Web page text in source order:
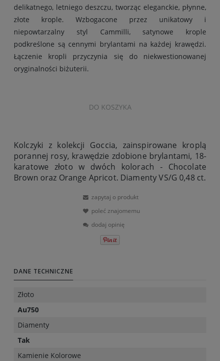
delikatnego, letniego deszczu, tworząc eleganckie, płynne,
złote krople. Wzbogacone przez unikatowy i
niepowtarzalny styl Cammilli, satynowe krople
podkreślone są cennymi brylantami na każdej krawędzi.
Łączenie kropli przyczynia się do niekwestionowanej
oryginalności biżuterii.
DO KOSZYKA
Kolczyki z kolekcji Goccia, zainspirowane kroplą
porannej rosy, krawędzie zdobione brylantami, 18-
karatowe złoto w dwóch kolorach - Chocolate
Brown oraz Orange Apricot. Diamenty VS/G 0,48 ct.
zapytaj o produkt
poleć znajomemu
dodaj opinię
DANE TECHNICZNE
Złoto
Au750
Diamenty
Tak
Kamienie Kolorowe